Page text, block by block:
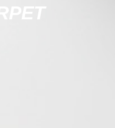
قبعات دلو مصعد RPET